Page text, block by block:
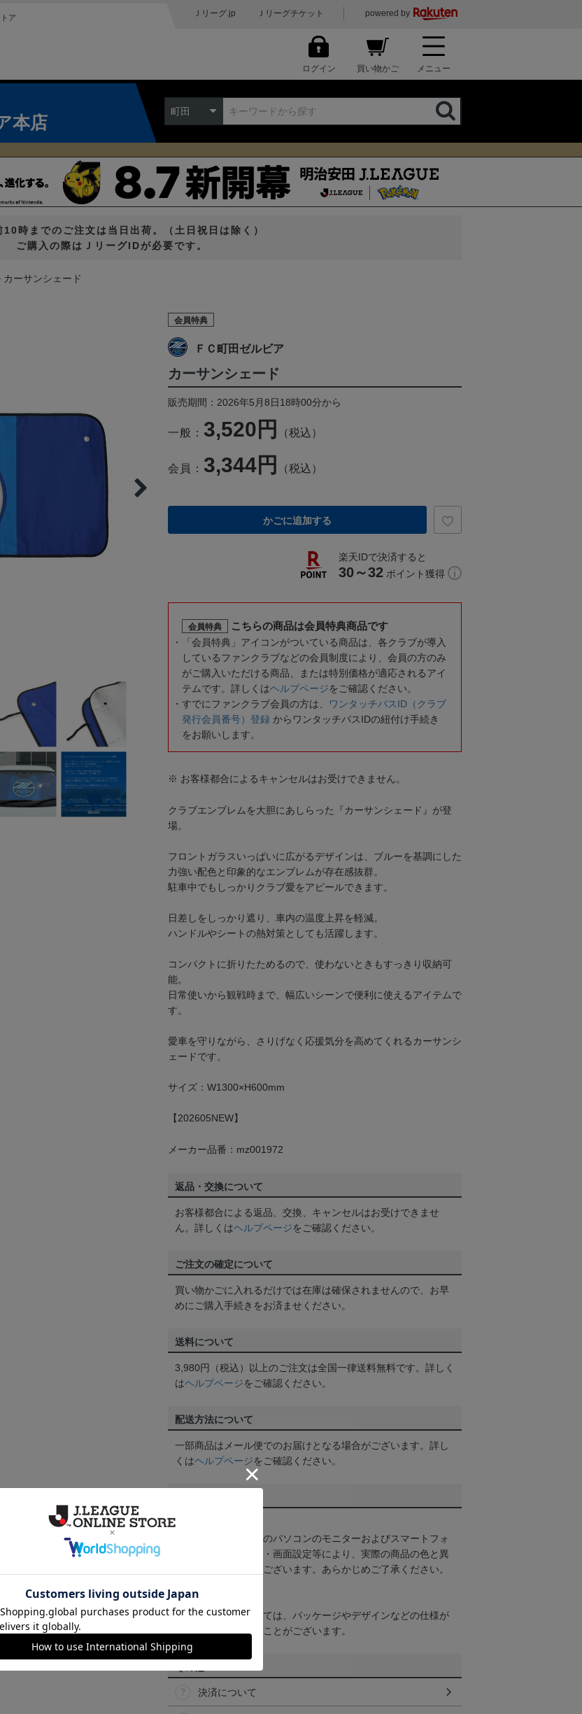
ア Ｊリーグ.jp Ｊリーグチケット powered by
ログイン 買い物かご メニュー
本店
町田
10時までのご注文は当日出荷。（土日祝日は除く）
ご購入の際はＪリーグIDが必要です。
カーサンシェード
会員特典
ＦＣ町田ゼルビア
カーサンシェード
販売期間：2026年5月8日18時00分から
一般： 3,520円 （税込）
会員： 3,344円 （税込）
かごに追加する
楽天IDで決済すると
30～32 ポイント獲得
会員特典 こちらの商品は会員特典商品です
「会員特典」アイコンがついている商品は、各クラブが導入
しているファンクラブなどの会員制度により、会員の方のみ
がご購入いただける商品、または特別価格が適応されるアイ
テムです。詳しくはヘルプページをご確認ください。
すでにファンクラブ会員の方は、
ワンタッチパスID（クラブ
発行会員番号）登録 からワンタッチパスIDの紐付け手続き
をお願いします。
※ お客様都合によるキャンセルはお受けできません。
クラブエンブレムを大胆にあしらった『カーサンシェード』が登
場。
フロントガラスいっぱいに広がるデザインは、ブルーを基調にした
力強い配色と印象的なエンブレムが存在感抜群。
駐車中でもしっかりクラブ愛をアピールできます。
日差しをしっかり遮り、車内の温度上昇を軽減。
ハンドルやシートの熱対策としても活躍します。
コンパクトに折りたためるので、使わないときもすっきり収納可
能。
日常使いから観戦時まで、幅広いシーンで便利に使えるアイテムで
す。
愛車を守りながら、さりげなく応援気分を高めてくれるカーサンシ
ェードです。
サイズ：W1300×H600mm
【202605NEW】
メーカー品番：mz001972
返品・交換について
お客様都合による返品、交換、キャンセルはお受けできませ
ん。詳しくはヘルプページをご確認ください。
ご注文の確定について
買い物かごに入れるだけでは在庫は確保されませんので、お早
めにご購入手続きをお済ませください。
送料について
3,980円（税込）以上のご注文は全国一律送料無料です。詳しく
はヘルプページをご確認ください。
配送方法について
一部商品はメール便でのお届けとなる場合がございます。詳し
くはヘルプページをご確認ください。
【カラーについて】
商品画像は、お使いのパソコンのモニターおよびスマートフォ
ンのメーカー・機種・画面設定等により、実際の商品の色と異
なって見える場合がございます。あらかじめご了承ください。
【仕様について】
取り扱い商品によっては、パッケージやデザインなどの仕様が
予告なく変更になることがございます。
決済について